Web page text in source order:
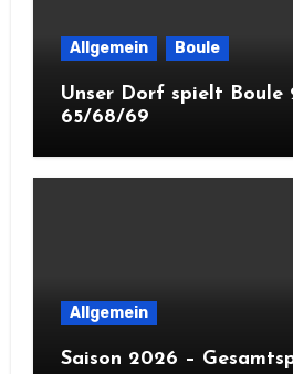
Allgemein Boule
Unser Dorf spielt Boule
65/68/69
Allgemein
Saison 2026 –